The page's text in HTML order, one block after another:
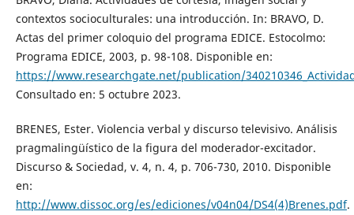
contextos socioculturales: una introducción. In: BRAVO, D.
Actas del primer coloquio del programa EDICE. Estocolmo:
Programa EDICE, 2003, p. 98-108. Disponible en:
https://www.researchgate.net/publication/
Consultado en: 5 octubre 2023.
BRENES, Ester. Violencia verbal y discurso televisivo. Análisis
pragmalingüístico de la figura del moderador-excitador.
Discurso & Sociedad, v. 4, n. 4, p. 706-730, 2010. Disponible
en:
http://www.dissoc.org/es/ediciones/v04n04/DS4(4)Brenes.pdf.